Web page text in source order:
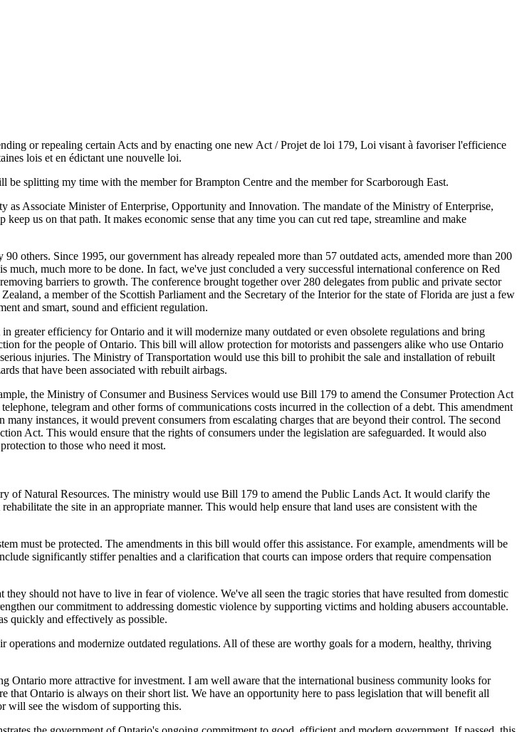
or repealing certain Acts and by enacting one new Act / Projet de loi 179, Loi visant à favoriser l'efficience
lois et en édictant une nouvelle loi.
be splitting my time with the member for Brampton Centre and the member for Scarborough East.
Associate Minister of Enterprise, Opportunity and Innovation. The mandate of the Ministry of Enterprise,
us on that path. It makes economic sense that any time you can cut red tape, streamline and make
others. Since 1995, our government has already repealed more than 57 outdated acts, amended more than 200
much, much more to be done. In fact, we've just concluded a very successful international conference on Red
barriers to growth. The conference brought together over 280 delegates from public and private sector
a member of the Scottish Parliament and the Secretary of the Interior for the state of Florida are just a few
and smart, sound and efficient regulation.
efficiency for Ontario and it will modernize many outdated or even obsolete regulations and bring
for the people of Ontario. This bill will allow protection for motorists and passengers alike who use Ontario
injuries. The Ministry of Transportation would use this bill to prohibit the sale and installation of rebuilt
that have been associated with rebuilt airbags.
the Ministry of Consumer and Business Services would use Bill 179 to amend the Consumer Protection Act
telegram and other forms of communications costs incurred in the collection of a debt. This amendment
instances, it would prevent consumers from escalating charges that are beyond their control. The second
Act. This would ensure that the rights of consumers under the legislation are safeguarded. It would also
to those who need it most.
of Natural Resources. The ministry would use Bill 179 to amend the Public Lands Act. It would clarify the
the site in an appropriate manner. This would help ensure that land uses are consistent with the
must be protected. The amendments in this bill would offer this assistance. For example, amendments will be
significantly stiffer penalties and a clarification that courts can impose orders that require compensation
should not have to live in fear of violence. We've all seen the tragic stories that have resulted from domestic
our commitment to addressing domestic violence by supporting victims and holding abusers accountable.
quickly and effectively as possible.
and modernize outdated regulations. All of these are worthy goals for a modern, healthy, thriving
more attractive for investment. I am well aware that the international business community looks for
Ontario is always on their short list. We have an opportunity here to pass legislation that will benefit all
will see the wisdom of supporting this.